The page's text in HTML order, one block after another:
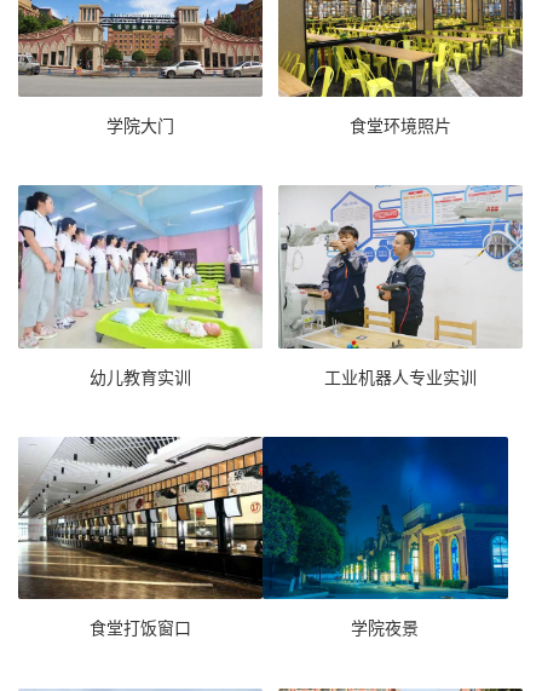
学院大门 食堂环境照片
幼儿教育实训 工业机器人专业实训
食堂打饭窗口 学院夜景